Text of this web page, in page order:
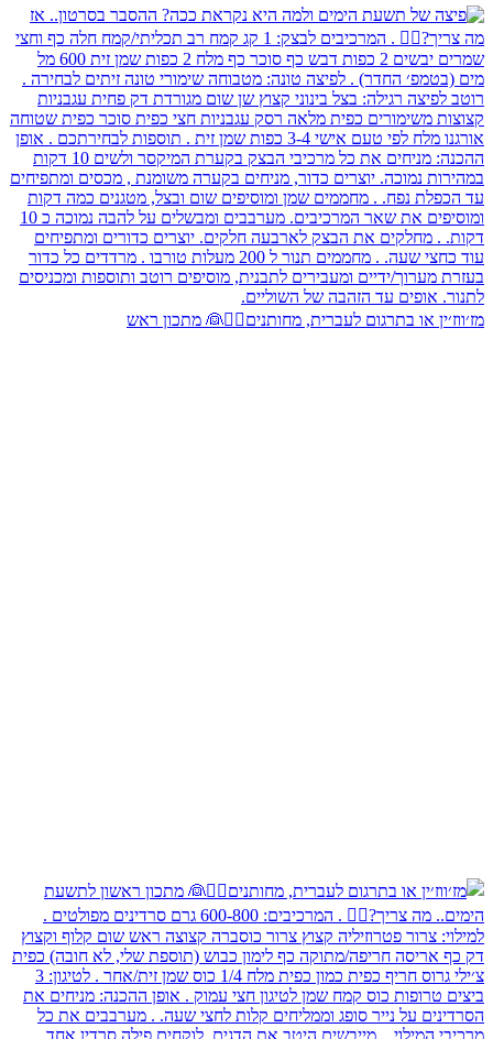
מז׳ווז׳ין או בתרגום לעברית, מחותנים🤵‍♂️👰 מתכון ראש